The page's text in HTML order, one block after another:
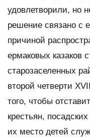
удовлетворили, но
решение связано с
причиной
ермаковых казаков
старозаселенных
второй четверти
того, чтобы
крестьян,
их место детей